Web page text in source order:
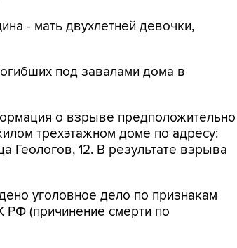
- мать двухлетней девочки,
под завалами дома в
о взрыве предположительно
трехэтажном доме по адресу:
Геологов, 12. В результате взрыва
уголовное дело по признакам
РФ (причинение смерти по